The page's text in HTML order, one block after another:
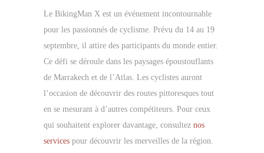
Le BikingMan X est un événement incontournable
pour les passionnés de cyclisme. Prévu du 14 au 19
septembre, il attire des participants du monde entier.
Ce défi se déroule dans les paysages époustouflants
de Marrakech et de l’Atlas. Les cyclistes auront
l’occasion de découvrir des routes pittoresques tout
en se mesurant à d’autres compétiteurs. Pour ceux
qui souhaitent explorer davantage, consultez nos
services pour découvrir les merveilles de la région.